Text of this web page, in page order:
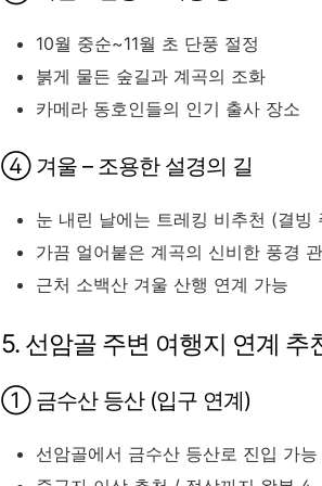
10월 중순~11월 초 단풍 절정
붉게 물든 숲길과 계곡의 조화
카메라 동호인들의 인기 출사 장소
④ 겨울 – 조용한 설경의 길
눈 내린 날에는 트레킹 비추천 (결빙
가끔 얼어붙은 계곡의 신비한 풍경
근처 소백산 겨울 산행 연계 가능
5. 선암골 주변 여행지 연계 추
① 금수산 등산 (입구 연계)
선암골에서 금수산 등산로 진입 가능